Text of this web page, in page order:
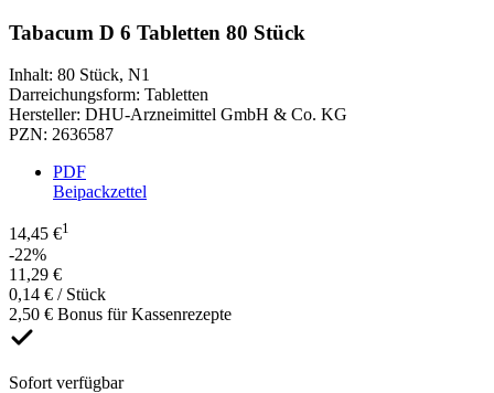
Tabacum D 6 Tabletten 80 Stück
Inhalt: 80 Stück, N1
Darreichungsform: Tabletten
Hersteller: DHU-Arzneimittel GmbH & Co. KG
PZN: 2636587
PDF
Beipackzettel
14,45 €1
-22%
11,29 €
0,14 € / Stück
2,50 € Bonus für Kassenrezepte
Sofort verfügbar